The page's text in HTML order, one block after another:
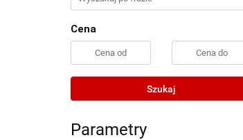
Cena
Szukaj
Parametry